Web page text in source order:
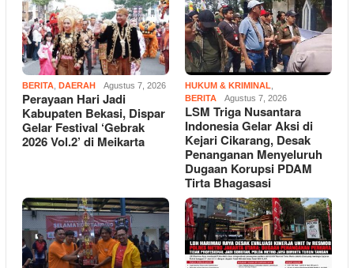
BERITA DAERAH Agustus 7, 2026
Perayaan Hari Jadi
Kabupaten Bekasi, Dispar
Gelar Festival ‘Gebrak
2026 Vol.2’ di Meikarta
HUKUM & KRIMINAL
BERITA
Agustus 7, 2026
LSM Triga Nusantara
Indonesia Gelar Aksi di
Kejari Cikarang, Desak
Penanganan Menyeluruh
Dugaan Korupsi PDAM
Tirta Bhagasasi